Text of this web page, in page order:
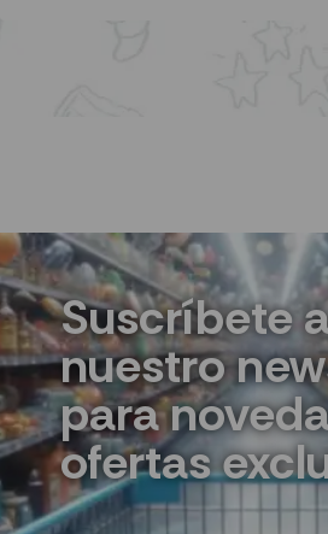
Suscríbete
nuestro
para
ofertas